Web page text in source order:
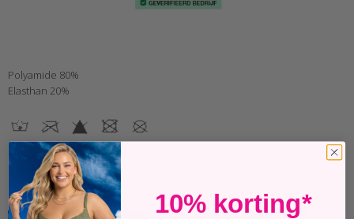
Polyamide 80%
Elasthan 20%
Past perfect
10% korting*